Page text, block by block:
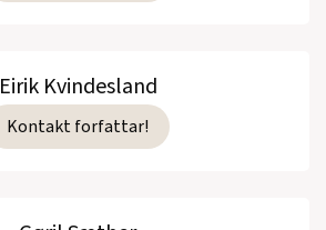
Eirik Kvindesland
Kontakt forfattar!